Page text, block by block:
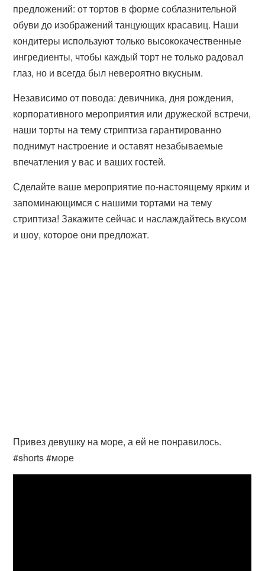
предложений: от тортов в форме соблазнительной
обуви до изображений танцующих красавиц. Наши
кондитеры используют только высококачественные
ингредиенты, чтобы каждый торт не только радовал
глаз, но и всегда был невероятно вкусным.
Независимо от повода: девичника, дня рождения,
корпоративного мероприятия или дружеской встречи,
наши торты на тему стриптиза гарантированно
поднимут настроение и оставят незабываемые
впечатления у вас и ваших гостей.
Сделайте ваше мероприятие по-настоящему ярким и
запоминающимся с нашими тортами на тему
стриптиза! Закажите сейчас и наслаждайтесь вкусом
и шоу, которое они предложат.
Привез девушку на море, а ей не понравилось.
#shorts #море